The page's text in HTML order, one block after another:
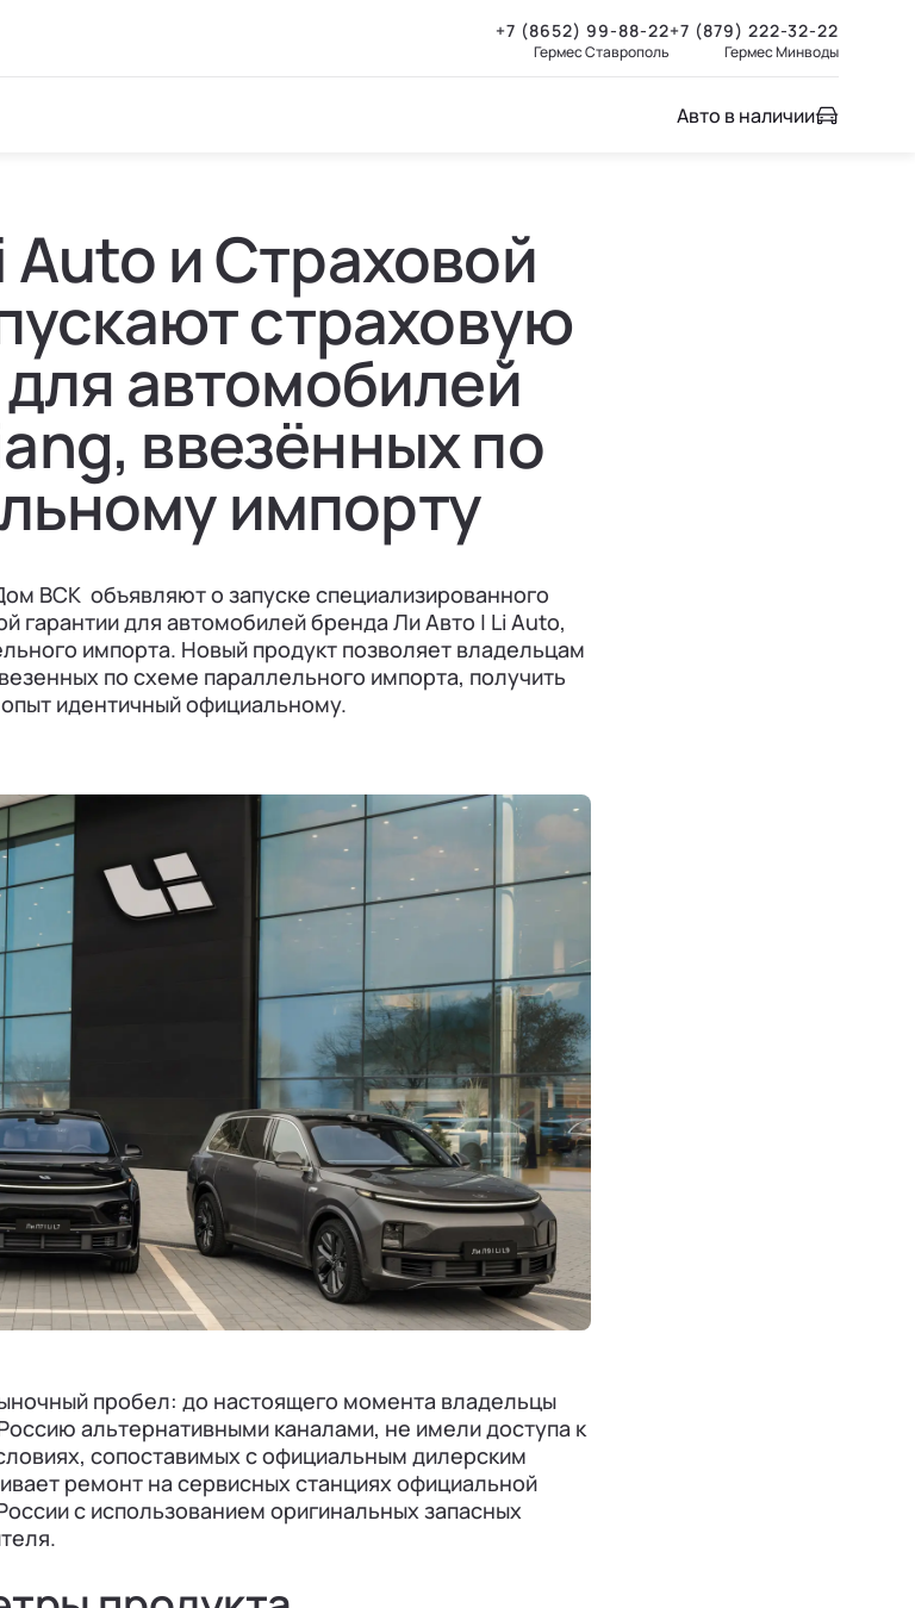
+7 (8652) 99-88-22
Гермес Ставрополь
+7 (879) 222-32-22
Гермес Минводы
Авто в наличии
Auto и Страховой
страховую
автомобилей
ввезённых по
импорту
ВСК объявляют о запуске специализированного
гарантии для автомобилей бренда Ли Авто | Li Auto,
импорта. Новый продукт позволяет владельцам
по схеме параллельного импорта, получить
идентичный официальному.
пробел: до настоящего момента владельцы
альтернативными каналами, не имели доступа к
сопоставимых с официальным дилерским
ремонт на сервисных станциях официальной
с использованием оригинальных запасных